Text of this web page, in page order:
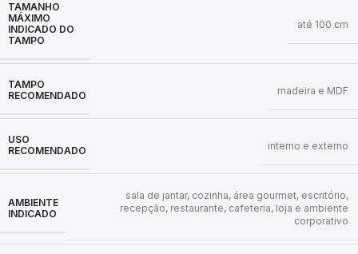
TAMANHO
MÁXIMO
INDICADO DO
TAMPO
até 100 cm
TAMPO
RECOMENDADO
madeira e MDF
USO
RECOMENDADO
interno e externo
AMBIENTE
INDICADO
sala de jantar, cozinha, área gourmet, escritório,
recepção, restaurante, cafeteria, loja e ambiente
corporativo